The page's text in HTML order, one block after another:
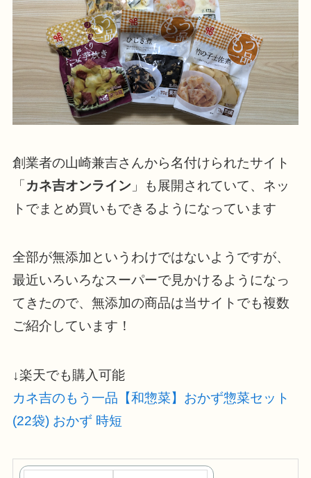
創業者の山崎兼吉さんから名付けられたサイト
「カネ吉オンライン 」も展開されていて、ネッ
トでまとめ買いもできるようになっています
全部が無添加というわけではないようですが、
最近いろいろなスーパーで見かけるようになっ
てきたので、無添加の商品は当サイトでも複数
ご紹介しています！
↓楽天でも購入可能
カネ吉のもう一品【和惣菜】おかず惣菜セット
(22袋) おかず 時短